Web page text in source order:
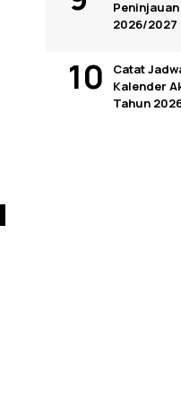
2026/2027
Catat
Kalender
Tahun